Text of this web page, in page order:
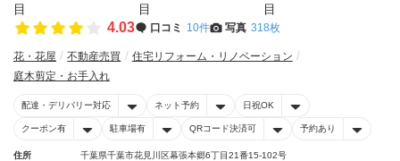
4.03 口コミ 10件 写真 318枚
花・花屋 不動産売買
住宅リフォーム・リノベーション
庭木剪定・お手入れ
配達・デリバリー対応 ネット予約 日祝OK
クーポン有 駐車場有 QRコード決済可 予約あり
住所
千葉県千葉市花見川区幕張本郷6丁目21番15-102号